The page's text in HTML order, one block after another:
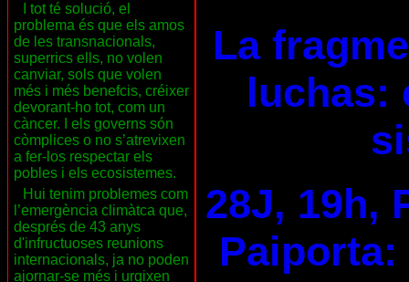
I tot té solució, el
problema és que els amos
de les transnacionals,
superrics ells, no volen
canviar, sols que volen
més i més benefcis, créixer
devorant-ho tot, com un
càncer. I els governs són
còmplices o no s’atrevixen
a fer-los respectar els
pobles i els ecosistemes.
Hui tenim problemes com
l’emergència climàtca que,
després de 43 anys
d'infructuoses reunions
internacionals, ja no poden
ajornar-se més i urgixen
La
luchas:
28J, 19h,
Paiporta: